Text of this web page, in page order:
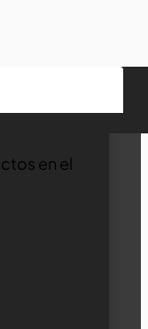
en el